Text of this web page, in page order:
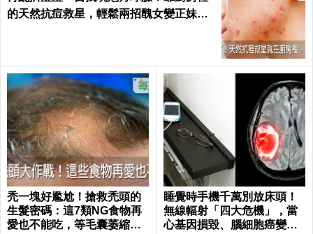
的天然抗痘救星，輕鬆兩招醜女變正妹｜
禿一塊好尷尬！搶救禿頭的
生髮密碼：這7類NG食物再
愛也不能吃，等毛囊萎縮就
睡覺時手機千萬別放床頭！
無線輻射「四大危機」，當
心基因損毀、腦細胞癌變！